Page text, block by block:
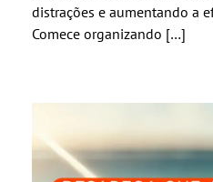
distrações e aumentando a
Comece organizando […]